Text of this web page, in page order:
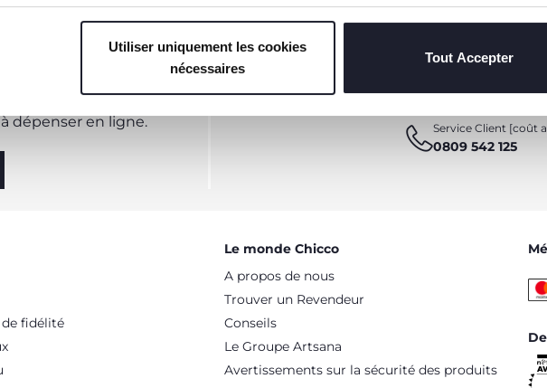
Utiliser uniquement les cookies
nécessaires
Tout Accepter
dépenser en ligne.
VOUS-AVEZ BESOIN DE
Service Client [coût
0809 542 125
fidélité
Le monde Chicco
A propos de nous
Trouver un Revendeur
Conseils
Le Groupe Artsana
Avertissements sur la sécurité des produits